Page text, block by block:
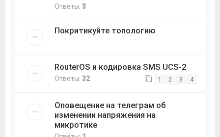
Ответы:3
Покритикуйте топологию
RouterOS и кодировка SMS UCS-2
Ответы:32 1 2 3 4
Оповещение на телеграм об
изменении напряжения на
микротике